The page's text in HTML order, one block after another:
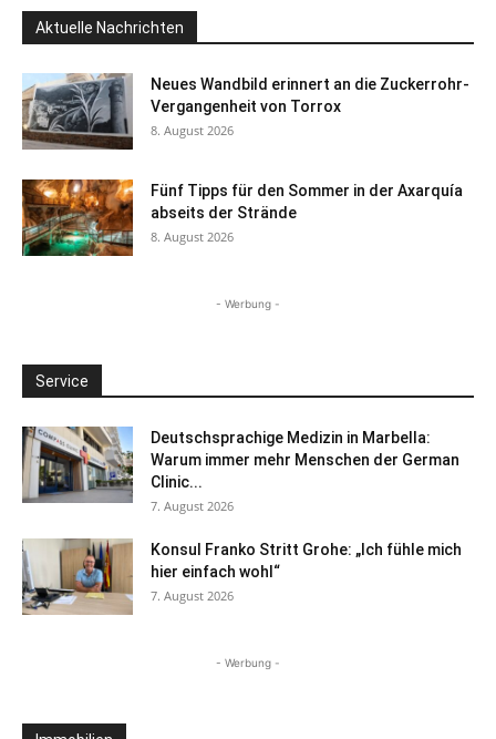
Aktuelle Nachrichten
Neues Wandbild erinnert an die Zuckerrohr-
Vergangenheit von Torrox
8. August 2026
Fünf Tipps für den Sommer in der Axarquía
abseits der Strände
8. August 2026
- Werbung -
Service
Deutschsprachige Medizin in Marbella:
Warum immer mehr Menschen der German
Clinic...
7. August 2026
Konsul Franko Stritt Grohe: „Ich fühle mich
hier einfach wohl“
7. August 2026
- Werbung -